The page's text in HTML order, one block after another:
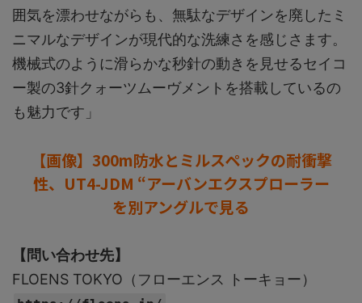
囲気を漂わせながらも、無駄なデザインを廃したミ
ニマルなデザインが現代的な洗練さを感じさます。
機械式のように滑らかな秒針の動きを見せるセイコ
ー製の3針クォーツムーヴメントを搭載しているの
も魅力です」
【画像】300m防水とミルスペックの耐衝撃
性、UT4-JDM “アーバンエクスプローラー
を別アングルで見る
【問い合わせ先】
FLOENS TOKYO（フローエンス トーキョー）